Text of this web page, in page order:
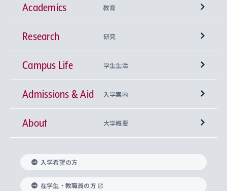
Academics 教育
学部
神学部
文学部
総合人間科学部
経済学部
興味から学科を探す
上智大学の全学共通教育
基盤教育センター
キリスト教人間学
身体知
上智大学の語学教育
言語教育研究センター
上智大学のグローバル教育
グローバル教育センター
学びのサポート
Research 研究
研究所 等
キリスト教文化研究所
中世思想研究所
国際言語情報研究所
Sophia Open Research Weeks (SORW)
産官学連携
知的財産
研究支援制度
Campus Life 学生生活
学期区分と授業時間割
課外活動
課外教育プログラム
ボランティア活動
グローバルな学びのコミュニティ
学生の相談窓口
Admissions & Aid 入学案内
上智大学で取得できる学位
入れの方針）
科目等履修生
About 大学概要
理事長・学長メッセージ
学長・副学長紹介
上智大学の精神
入学希望の方
在学生・教職員の方